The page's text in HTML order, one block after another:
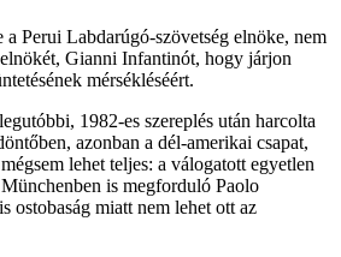
Perui Labdarúgó-szövetség elnöke, nem
Gianni Infantinót, hogy járjon
mérsékléséért.
1982-es szereplés után harcolta
azonban a dél-amerikai csapat,
lehet teljes: a válogatott egyetlen
is megforduló Paolo
ostobaság miatt nem lehet ott az